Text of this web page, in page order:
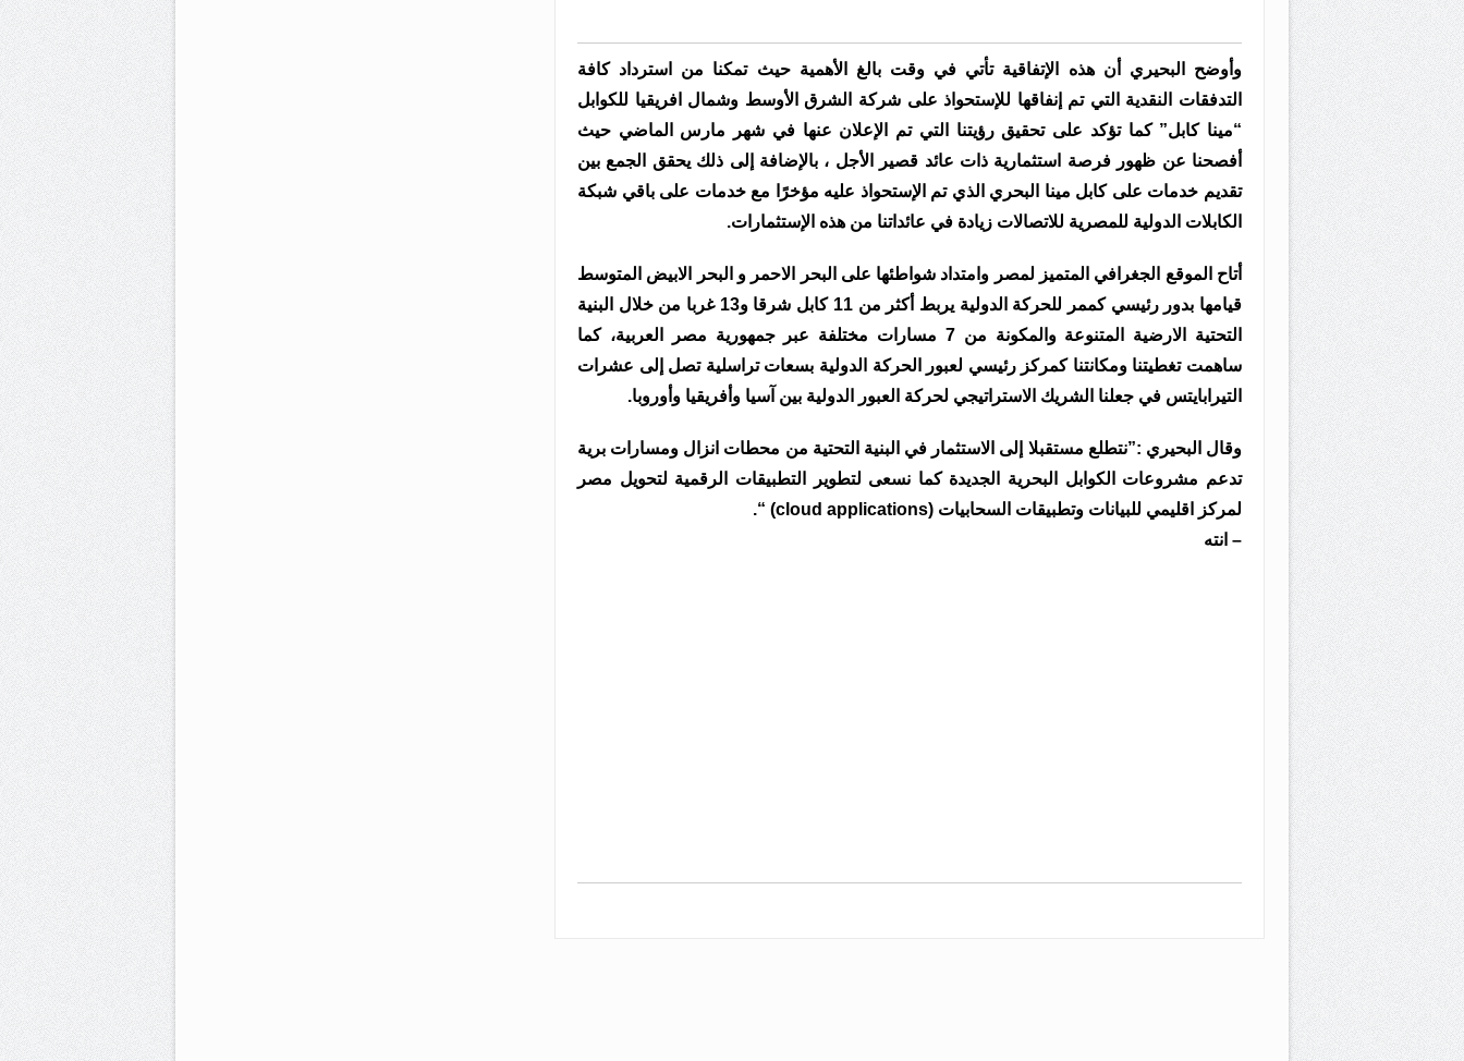
وأوضح البحيري أن هذه الإتفاقية تأتي في وقت بالغ الأهمية حيث تمكنا من استرداد كافة
التدفقات النقدية التي تم إنفاقها للإستحواذ على شركة الشرق الأوسط وشمال افريقيا للكوابل
“مينا كابل” كما تؤكد على تحقيق رؤيتنا التي تم الإعلان عنها في شهر مارس الماضي حيث
أفصحنا عن ظهور فرصة استثمارية ذات عائد قصير الأجل ، بالإضافة إلى ذلك يحقق الجمع بين
تقديم خدمات على كابل مينا البحري الذي تم الإستحواذ عليه مؤخرًا مع خدمات على باقي شبكة
الكابلات الدولية للمصرية للاتصالات زيادة في عائداتنا من هذه الإستثمارات.
أتاح الموقع الجغرافي المتميز لمصر وامتداد شواطئها على البحر الاحمر و البحر الابيض المتوسط
قيامها بدور رئيسي كممر للحركة الدولية يربط أكثر من 11 كابل شرقا و13 غربا من خلال البنية
التحتية الارضية المتنوعة والمكونة من 7 مسارات مختلفة عبر جمهورية مصر العربية، كما
ساهمت تغطيتنا ومكانتنا كمركز رئيسي لعبور الحركة الدولية بسعات تراسلية تصل إلى عشرات
التيرابايتس في جعلنا الشريك الاستراتيجي لحركة العبور الدولية بين آسيا وأفريقيا وأوروبا.
وقال البحيري :”نتطلع مستقبلا إلى الاستثمار في البنية التحتية من محطات انزال ومسارات برية
تدعم مشروعات الكوابل البحرية الجديدة كما نسعى لتطوير التطبيقات الرقمية لتحويل مصر
لمركز اقليمي للبيانات وتطبيقات السحابيات (cloud applications) “.
– انته